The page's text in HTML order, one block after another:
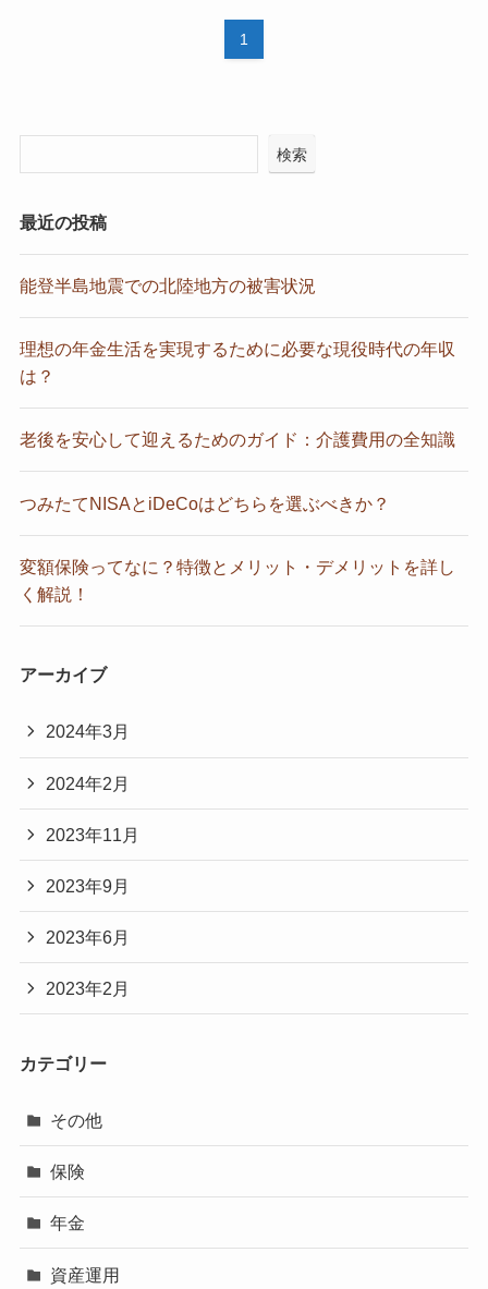
1
検索
最近の投稿
能登半島地震での北陸地方の被害状況
理想の年金生活を実現するために必要な現役時代の年収
は？
老後を安心して迎えるためのガイド：介護費用の全知識
つみたてNISAとiDeCoはどちらを選ぶべきか？
変額保険ってなに？特徴とメリット・デメリットを詳し
く解説！
アーカイブ
2024年3月
2024年2月
2023年11月
2023年9月
2023年6月
2023年2月
カテゴリー
その他
保険
年金
資産運用